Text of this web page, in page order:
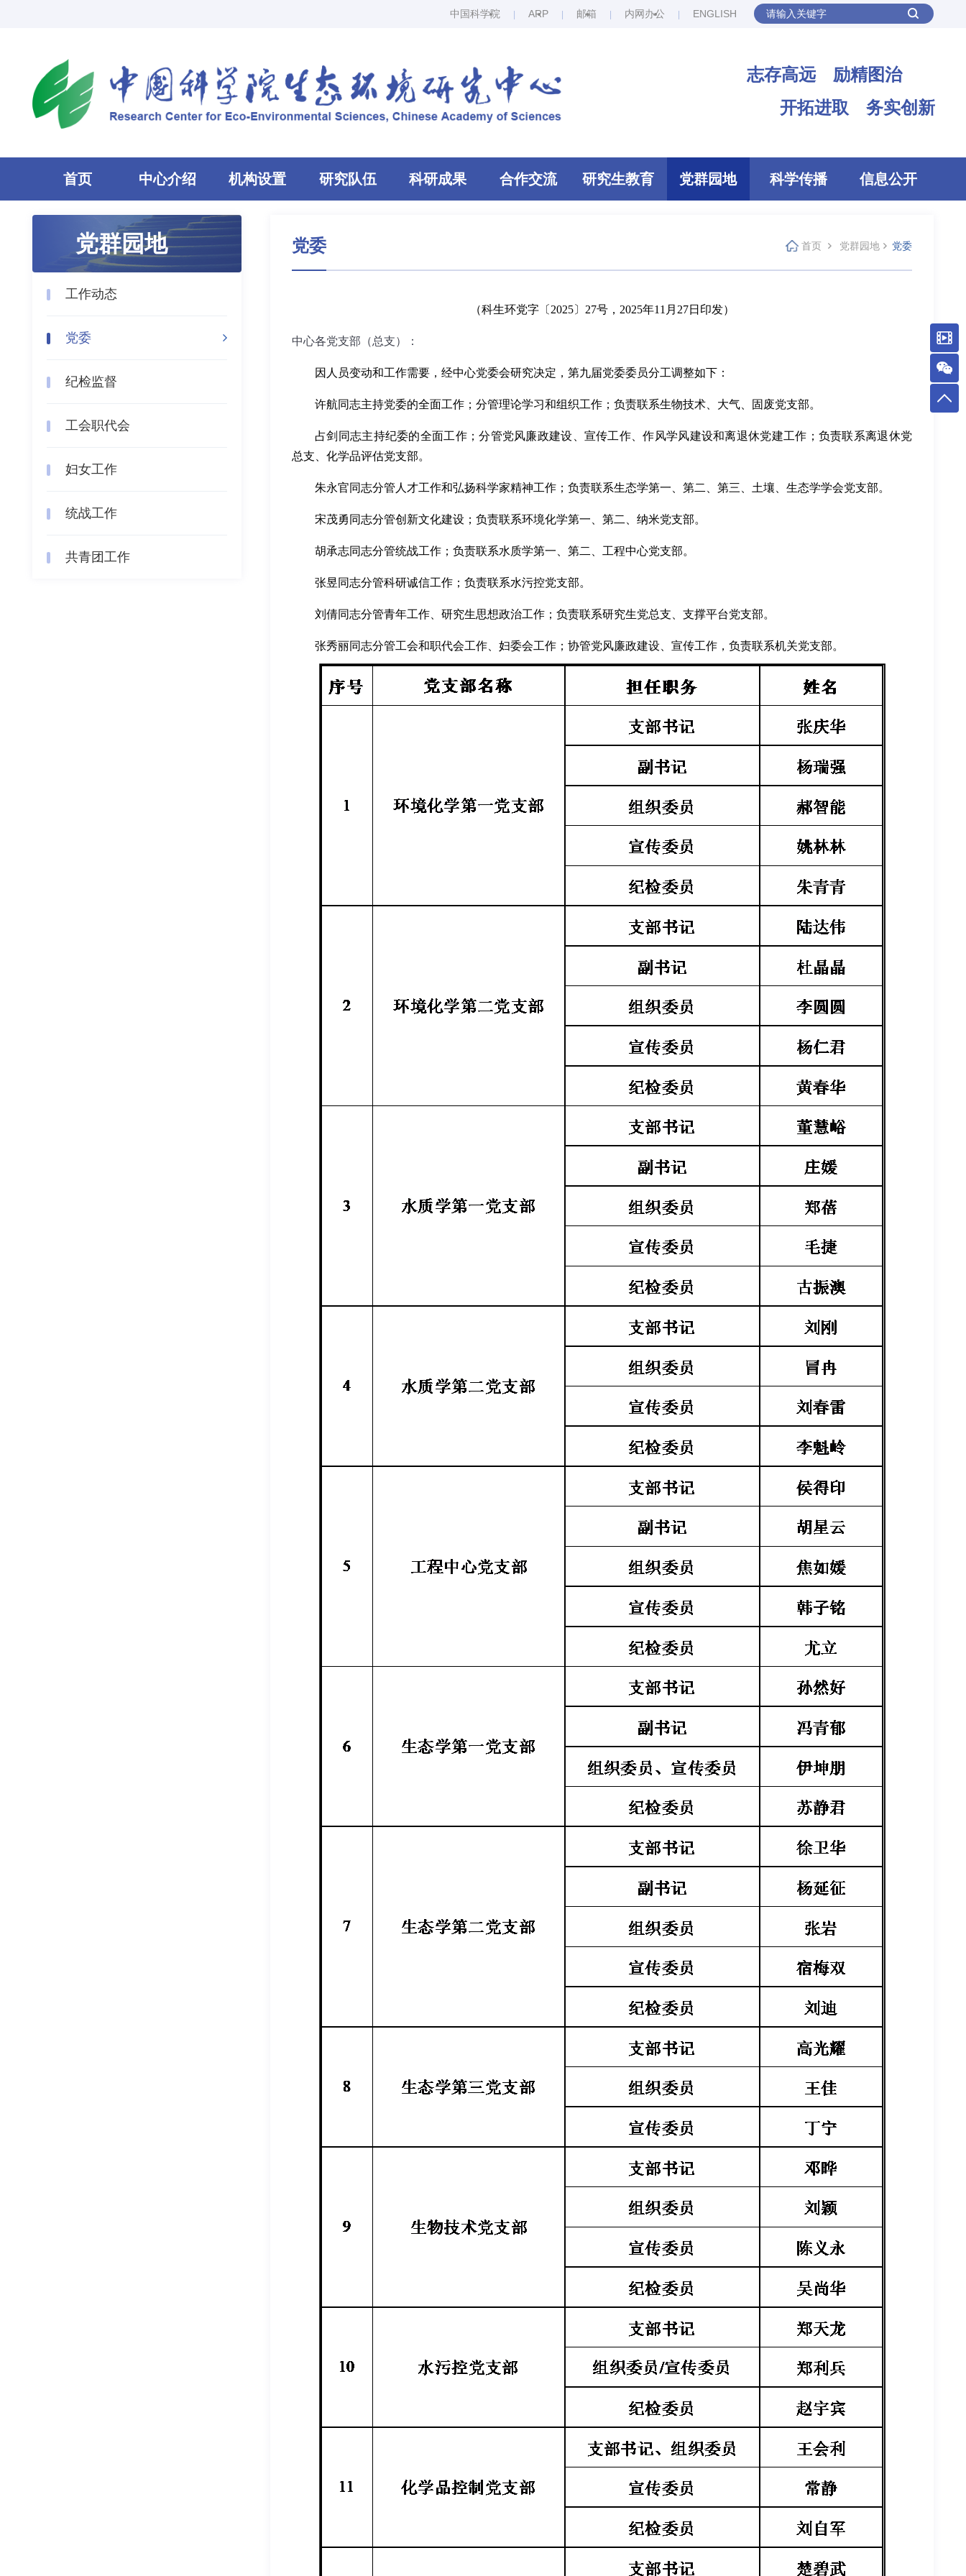
中国科学院 ARP 邮箱 内网办公 ENGLISH
志存高远 励精图治
开拓进取 务实创新
首页 中心介绍 机构设置 研究队伍 科研成果 合作交流 研究生教育 党群园地 科学传播 信息公开
党群园地
工作动态
党委
纪检监督
工会职代会
妇女工作
统战工作
共青团工作
党委 首页 党群园地 党委
（科生环党字〔2025〕27号，2025年11月27日印发）
中心各党支部（总支）：
因人员变动和工作需要，经中心党委会研究决定，第九届党委委员分工调整如下：
许航同志主持党委的全面工作；分管理论学习和组织工作；负责联系生物技术、大气、固废党支部。
占剑同志主持纪委的全面工作；分管党风廉政建设、宣传工作、作风学风建设和离退休党建工作；负责联系离退休党
总支、化学品评估党支部。
朱永官同志分管人才工作和弘扬科学家精神工作；负责联系生态学第一、第二、第三、土壤、生态学学会党支部。
宋茂勇同志分管创新文化建设；负责联系环境化学第一、第二、纳米党支部。
胡承志同志分管统战工作；负责联系水质学第一、第二、工程中心党支部。
张昱同志分管科研诚信工作；负责联系水污控党支部。
刘倩同志分管青年工作、研究生思想政治工作；负责联系研究生党总支、支撑平台党支部。
张秀丽同志分管工会和职代会工作、妇委会工作；协管党风廉政建设、宣传工作，负责联系机关党支部。